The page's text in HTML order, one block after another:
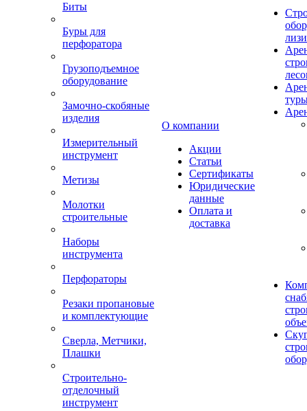
Биты
Буры для
перфоратора
Грузоподъемное
оборудование
Замочно-скобяные
изделия
Измерительный
инструмент
Метизы
Молотки
строительные
Наборы
инструмента
Перфораторы
Резаки пропановые
и комплектующие
Сверла, Метчики,
Плашки
Строительно-
отделочный
инструмент
О компании
Акции
Статьи
Сертификаты
Юридические
данные
Оплата и
доставка